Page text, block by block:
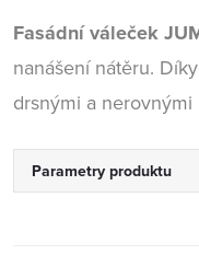
Fasádní váleček
nanášení nátěru.
drsnými a nerovnými
Parametry produktu